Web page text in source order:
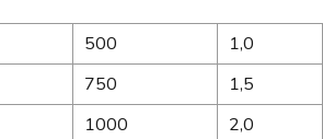
500
1,0
750
1,5
1000
2,0